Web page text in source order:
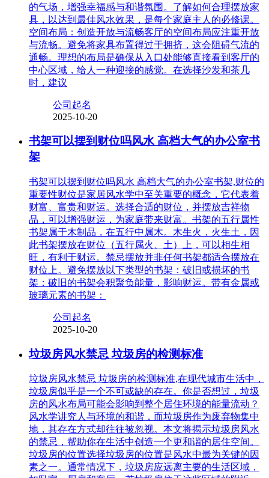
的气场，增强幸福感与和谐氛围。了解如何合理摆放家
具，以达到最佳风水效果，是每个家庭主人的必修课。
空间布局：创造开放与流畅客厅的空间布局应注重开放
与流畅。避免将家具布置得过于拥挤，这会阻碍气流的
通畅。理想的布局是确保从入口处能够直接看到客厅的
中心区域，给人一种迎接的感觉。在选择沙发和茶几
时，建议
公司起名
2025-10-20
书架可以摆到财位吗风水 高档大气的办公室书
架
书架可以摆到财位吗风水 高档大气的办公室书架,财位的
重要性财位是家居风水学中至关重要的概念，它代表着
财富、富贵和财运。选择合适的财位，并摆放吉祥物
品，可以增强财运，为家庭带来财富。书架的五行属性
书架属于木制品，在五行中属木。木生火，火生土，因
此书架摆放在财位（五行属火、土）上，可以相生相
旺，有利于财运。禁忌摆放并非任何书架都适合摆放在
财位上。避免摆放以下类型的书架：破旧或损坏的书
架：破旧的书架会积聚负能量，影响财运。带有金属或
玻璃元素的书架：
公司起名
2025-10-20
垃圾房风水禁忌 垃圾房的检测标准
垃圾房风水禁忌 垃圾房的检测标准,在现代城市生活中，
垃圾房似乎是一个不可或缺的存在。你是否想过，垃圾
房的风水布局可能会影响到整个居住环境的能量流动？
风水学讲究人与环境的和谐，而垃圾房作为废弃物集中
地，其存在方式却往往被忽视。本文将揭示垃圾房风水
的禁忌，帮助你在生活中创造一个更和谐的居住空间。
垃圾房的位置选择垃圾房的位置是风水中最为关键的因
素之一。通常情况下，垃圾房应远离主要的生活区域，